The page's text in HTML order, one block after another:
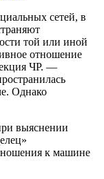
сетей, в
той или иной
отношение
ЧР. —
Однако
выяснении
к машине